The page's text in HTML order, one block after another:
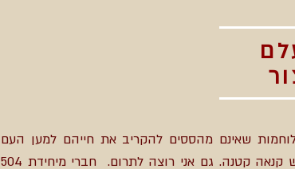
שאינם מהססים להקריב את חייהם למען העם
והמולדת. ליבי מתמלא בגאווה, אני זוכה לראות את דור המסירות והגבורה. אני גם חש קנאה קטנה. גם אני רוצה לתרום. חברי מיחידת 504